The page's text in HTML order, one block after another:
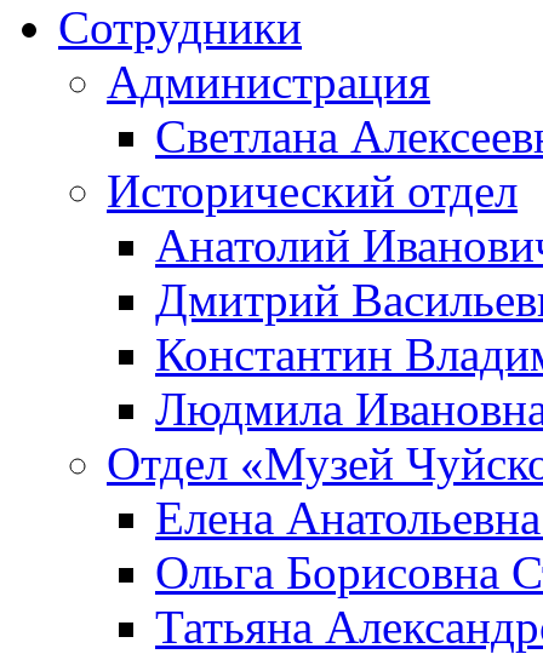
Сотрудники
Администрация
Светлана
Исторический отдел
Анатолий
Дмитрий
Константин
Людмила
Отдел «Музей
Елена
Ольга Борисовна
Татьяна